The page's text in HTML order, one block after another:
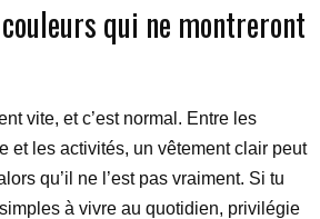
qui ne montreront
vite, et c’est normal. Entre les
et les activités, un vêtement clair peut
qu’il ne l’est pas vraiment. Si tu
à vivre au quotidien, privilégie